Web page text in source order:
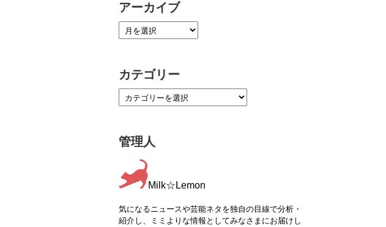
アーカイブ
カテゴリー
管理人
Milk☆Lemon
気になるニュースや芸能ネタを独自の目線で分析・
紹介し、ミミよりな情報としてみなさまにお届けし